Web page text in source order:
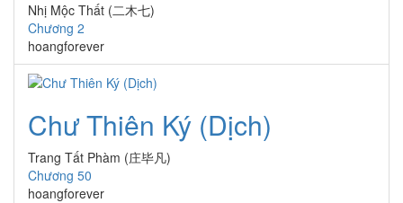
Nhị Mộc Thất (二木七)
Chương 2
hoangforever
Chư Thiên Ký (Dịch)
Trang Tất Phàm (庄毕凡)
Chương 50
hoangforever